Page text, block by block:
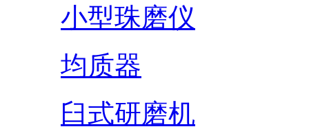
小型珠磨仪
均质器
臼式研磨机